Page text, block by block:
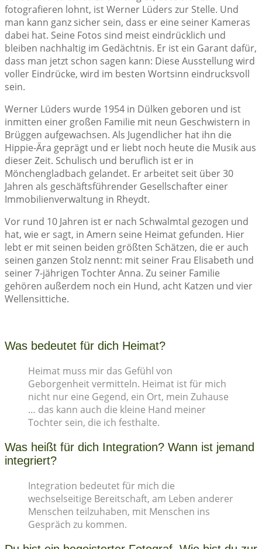
fotografieren lohnt, ist Werner Lüders zur Stelle. Und
man kann ganz sicher sein, dass er eine seiner Kameras
dabei hat. Seine Fotos sind meist eindrücklich und
bleiben nachhaltig im Gedächtnis. Er ist ein Garant dafür,
dass man jetzt schon sagen kann: Diese Ausstellung wird
voller Eindrücke, wird im besten Wortsinn eindrucksvoll
sein.
Werner Lüders wurde 1954 in Dülken geboren und ist
inmitten einer großen Familie mit neun Geschwistern in
Brüggen aufgewachsen. Als Jugendlicher hat ihn die
Hippie-Ära geprägt und er liebt noch heute die Musik aus
dieser Zeit. Schulisch und beruflich ist er in
Mönchengladbach gelandet. Er arbeitet seit über 30
Jahren als geschäftsführender Gesellschafter einer
Immobilienverwaltung in Rheydt.
Vor rund 10 Jahren ist er nach Schwalmtal gezogen und
hat, wie er sagt, in Amern seine Heimat gefunden. Hier
lebt er mit seinen beiden größten Schätzen, die er auch
seinen ganzen Stolz nennt: mit seiner Frau Elisabeth und
seiner 7-jährigen Tochter Anna. Zu seiner Familie
gehören außerdem noch ein Hund, acht Katzen und vier
Wellensittiche.
Was bedeutet für dich Heimat?
Heimat muss mir das Gefühl von
Geborgenheit vermitteln. Heimat ist für mich
nicht nur eine Gegend, ein Ort, mein Zuhause
… das kann auch die kleine Hand meiner
Tochter sein, die ich festhalte.
Was heißt für dich Integration? Wann ist jemand
integriert?
Integration bedeutet für mich die
wechselseitige Bereitschaft, am Leben anderer
Menschen teilzuhaben, mit Menschen ins
Gespräch zu kommen.